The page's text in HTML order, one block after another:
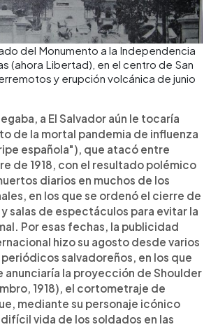
del Monumento a la Independencia
(ahora Libertad), en el centro de San
y erupción volcánica de junio
a El Salvador aún le tocaría
de la mortal pandemia de influenza
española"), que atacó entre
de 1918, con el resultado polémico
diarios en muchos de los
en los que se ordenó el cierre de
salas de espectáculos para evitar la
Por esas fechas, la publicidad
hizo su agosto desde varios
salvadoreños, en los que
anunciaría la proyección de Shoulder
1918), el cortometraje de
mediante su personaje icónico
vida de los soldados en las